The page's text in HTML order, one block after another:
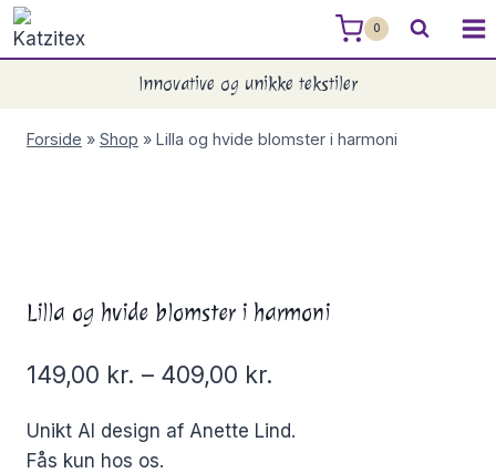
Skip
to
0
Innovative og unikke tekstiler
Forside » Shop » Lilla og hvide blomster i harmoni
Lilla og hvide blomster i harmoni
149,00 kr. – 409,00 kr.
Unikt AI design af Anette Lind.
Fås kun hos os.